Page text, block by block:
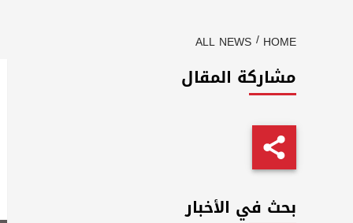
HOME
ALL NEWS
مشاركة المقال
بحث في الأخبار